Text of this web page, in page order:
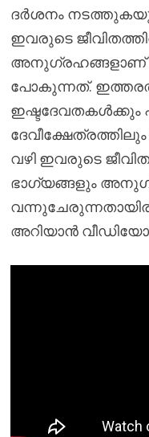
ദർശനം
ഇവരുടെ
അനുഗ്രഹങ്ങളാണ്
പോകുന്നത്.
ഇഷ്ടദേവതകൾക്കും
വഴി ഇവരുടെ
ഭാഗ്യങ്ങളും
അറിയാൻ